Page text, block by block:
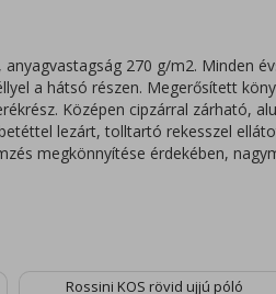
270 g/m2. Minden
a hátsó részen. Megerősített
Középen cipzárral zárható,
lezárt, tolltartó rekesszel
megkönnyítése érdekében,
Rossini KOS rövid ujjú póló